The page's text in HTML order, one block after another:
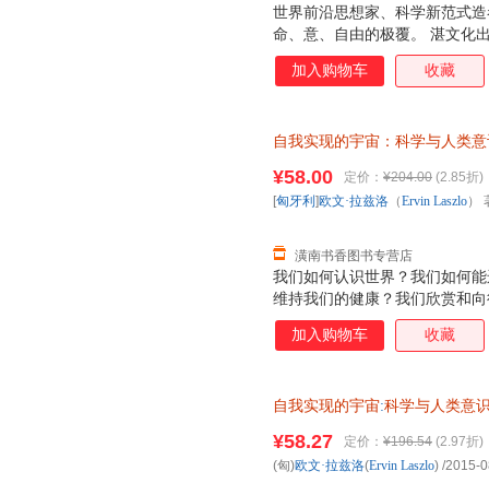
世界前沿思想家、科学新范式
命、意、自由的极覆。 湛文化
加入购物车 收藏
自我实现的宇宙：科学与人类
退换】
我们如何认识世界？我们如何
维持我们的健康？我们欣赏和
由？我们如何奋斗才能获得哲
科学”和创造了科学革命的激
互联系之时，我们发现科学在
改变我们的世界观，并改变我
提供来自于所有生命系统之间
¥58.00 定价： ¥204.00 (2.85折)
潢南书香图书专营店
[匈牙利 ]欧文·拉兹洛 （Ervin Laszlo）
加入购物车 收藏
自我实现的宇宙:科学与人类意
¥58.27 定价： ¥196.54 (2.97折)
(匈)欧文·拉兹洛(Ervin Laszlo) /2015-